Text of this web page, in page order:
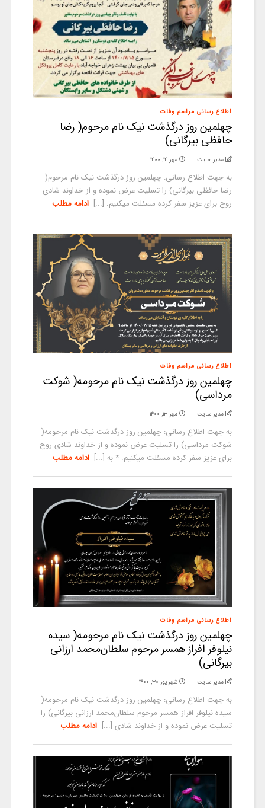
اطلاع رسانی مراسم وفات
چهلمین روز درگذشت نیک نام مرحوم( رضا
حافظی بیرگانی)
مدیر سایت مهر ۱۴, ۱۴۰۰
به جهت اطلاع رسانی: چهلمین روز درگذشت نیک نام مرحوم(
رضا حافظی بیرگانی) را تسلیت عرض نموده و از خداوند شادی
روح برای عزیز سفر کرده مسئلت میکنیم. [...] ادامه مطلب
اطلاع رسانی مراسم وفات
چهلمین روز درگذشت نیک نام مرحومه( شوکت
مرداسی)
مدیر سایت مهر ۱۳, ۱۴۰۰
به جهت اطلاع رسانی: چهلمین روز درگذشت نیک نام مرحومه(
شوکت مرداسی) را تسلیت عرض نموده و از خداوند شادی روح
برای عزیز سفر کرده مسئلت میکنیم. *-به [...] ادامه مطلب
اطلاع رسانی مراسم وفات
چهلمین روز درگذشت نیک نام مرحومه( سیده
نیلوفر افراز همسر مرحوم سلطان‌محمد ارزانی
بیرگانی)
مدیر سایت شهریور ۳۰, ۱۴۰۰
به جهت اطلاع رسانی: چهلمین روز درگذشت نیک نام مرحومه(
سیده نیلوفر افراز همسر مرحوم سلطان‌محمد ارزانی بیرگانی) را
تسلیت عرض نموده و از خداوند شادی [...] ادامه مطلب